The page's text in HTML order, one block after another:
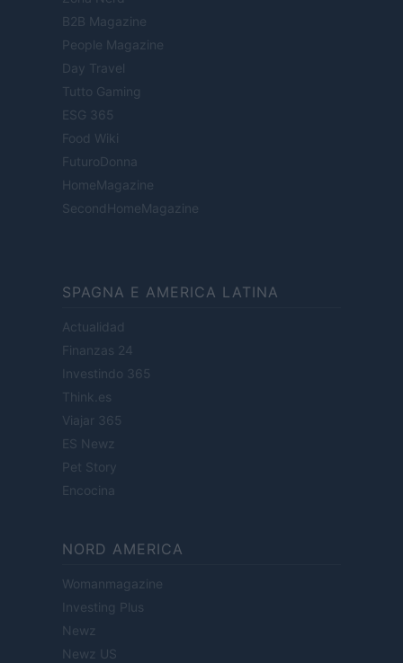
B2B Magazine
People Magazine
Day Travel
Tutto Gaming
ESG 365
Food Wiki
FuturoDonna
HomeMagazine
SecondHomeMagazine
SPAGNA E AMERICA LATINA
Actualidad
Finanzas 24
Investindo 365
Think.es
Viajar 365
ES Newz
Pet Story
Encocina
NORD AMERICA
Womanmagazine
Investing Plus
Newz
Newz US